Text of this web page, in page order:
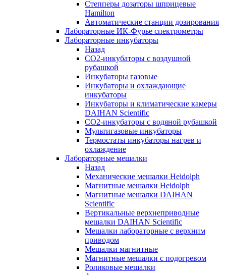
Степперы дозаторы шприцевые
Hamilton
Автоматические станции дозирования
Лабораторные ИК-Фурье спектрометры
Лабораторные инкубаторы
Назад
СО2-инкубаторы с воздушной
рубашкой
Инкубаторы газовые
Инкубаторы и охлаждающие
инкубаторы
Инкубаторы и климатические камеры
DAIHAN Scientific
CO2-инкубаторы с водяной рубашкой
Мультигазовые инкубаторы
Термостаты инкубаторы нагрев и
охлаждение
Лабораторные мешалки
Назад
Механические мешалки Heidolph
Магнитные мешалки Heidolph
Магнитные мешалки DAIHAN
Scientific
Вертикальные верхнеприводные
мешалки DAIHAN Scientific
Мешалки лабораторные с верхним
приводом
Мешалки магнитные
Магнитные мешалки с подогревом
Роликовые мешалки